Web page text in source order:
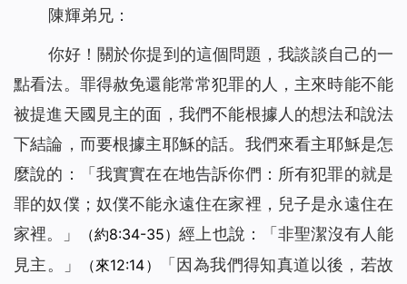
陳輝弟兄：
你好！關於你提到的這個問題，我談談自己的一
點看法。罪得赦免還能常常犯罪的人，主來時能不能
被提進天國見主的面，我們不能根據人的想法和說法
下結論，而要根據主耶穌的話。我們來看主耶穌是怎
麼說的：「 我實實在在地告訴你們：所有犯罪的就是
罪的奴僕；奴僕不能永遠住在家裡，兒子是永遠住在
家裡。
」 （約8:34-35）經上也說：「非聖潔沒有人能
見主。」
（來12:14） 「 因為我們得知真道以後，若故